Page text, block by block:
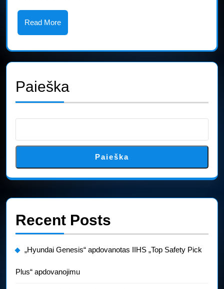
Read MoreRead
More
Paieška
Paieška
Recent Posts
„Hyundai Genesis“ apdovanotas IIHS „Top Safety Pick
Plus“ apdovanojimu